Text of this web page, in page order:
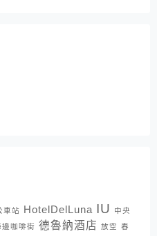
車站 HotelDelLuna IU
中央
咖啡街 德魯納酒店 放空 春